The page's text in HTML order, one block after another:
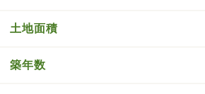
土地面積
築年数